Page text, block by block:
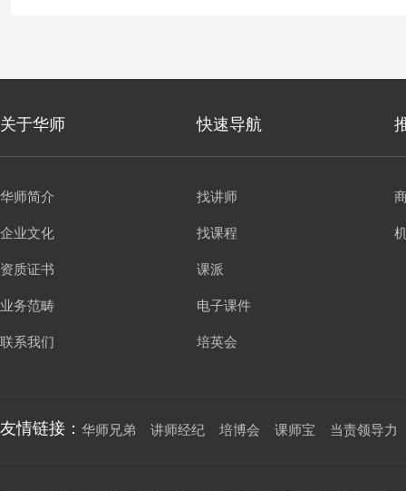
关于华师 快速导航
华师简介
企业文化
资质证书
业务范畴
联系我们
找讲师
找课程
课派
电子课件
培英会
友情链接： 华师兄弟 讲师经纪 培博会 课师宝 当责领导力